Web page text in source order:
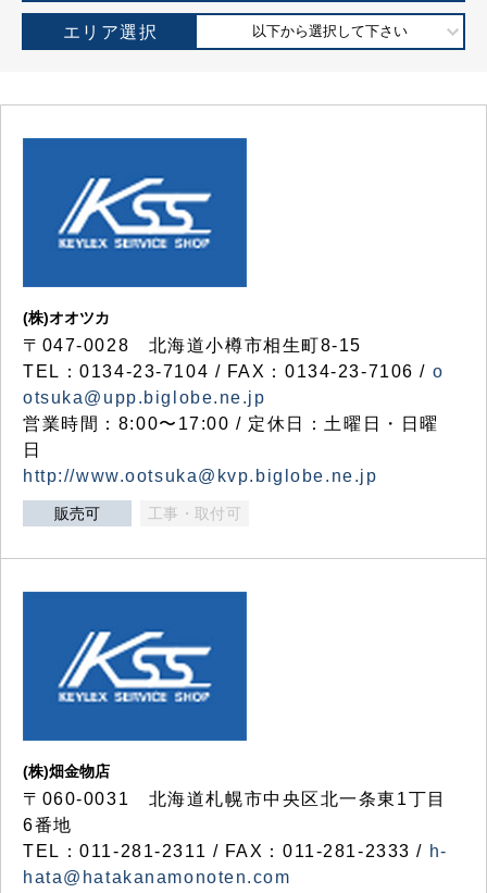
エリア選択 以下から選択して下さい
(株)オオツカ
〒047-0028 北海道小樽市相生町8-15
TEL：0134-23-7104 / FAX：0134-23-7106 / o
otsuka@upp.biglobe.ne.jp
営業時間：8:00〜17:00 / 定休日：土曜日・日曜
日
http://www.ootsuka@kvp.biglobe.ne.jp
販売可 工事・取付可
(株)畑金物店
〒060-0031 北海道札幌市中央区北一条東1丁目
6番地
TEL：011-281-2311 / FAX：011-281-2333 / h-
hata@hatakanamonoten.com